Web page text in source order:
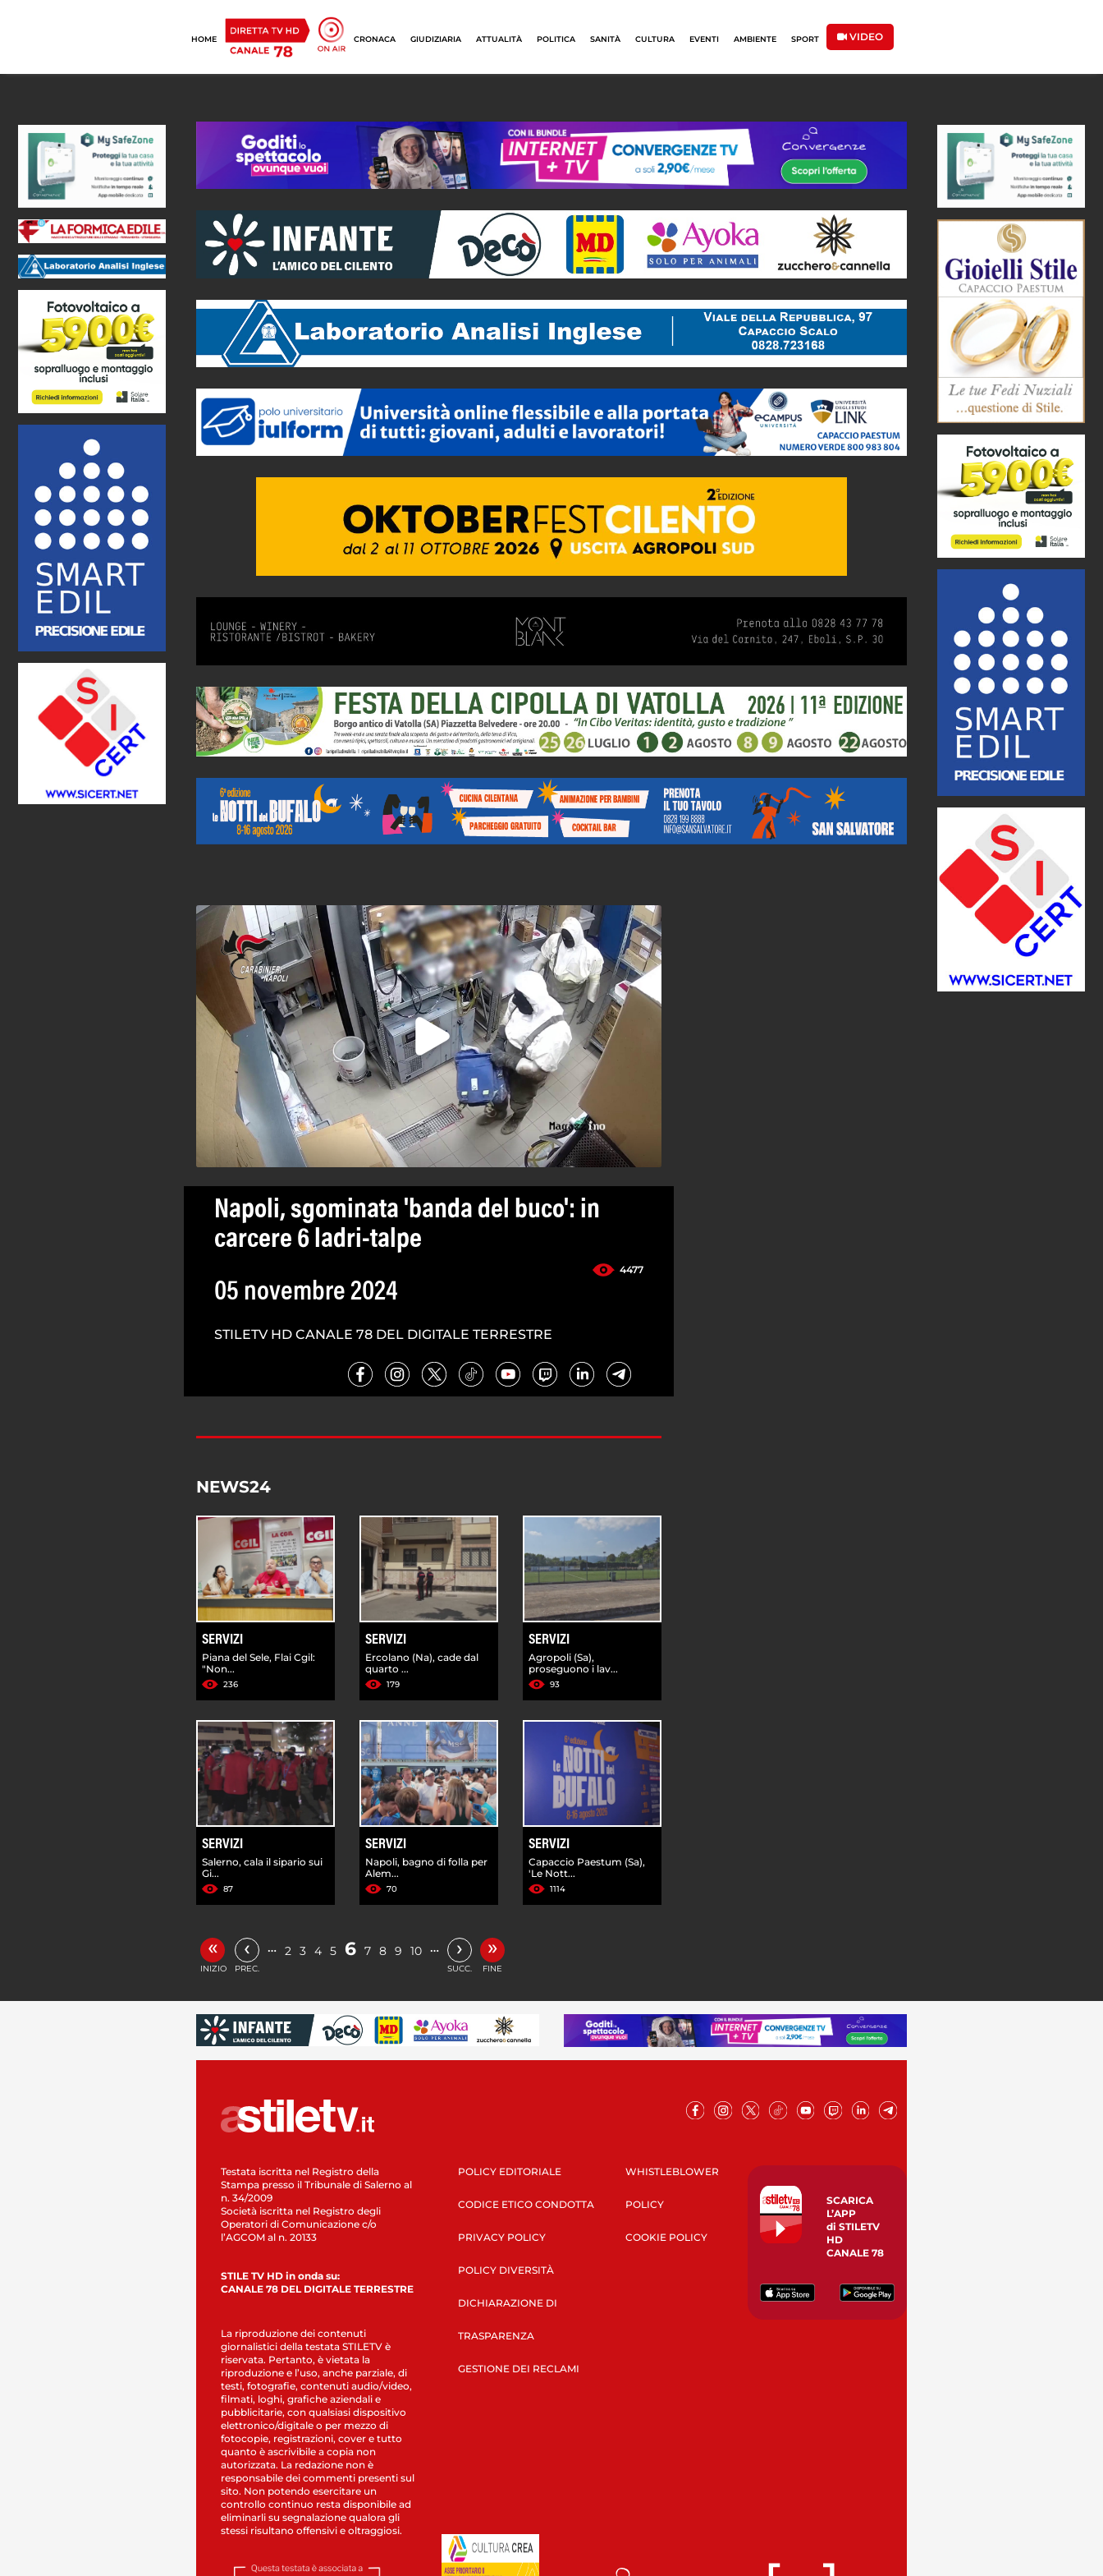
HOME CRONACA GIUDIZIARIA ATTUALITÀ POLITICA SANITÀ CULTURA EVENTI AMBIENTE SPORT VIDEO
Napoli, sgominata 'banda del buco': in
carcere 6 ladri-talpe
4477
05 novembre 2024
STILETV HD CANALE 78 DEL DIGITALE TERRESTRE
NEWS24
SERVIZI
Piana del Sele, Flai Cgil:
"Non...
236
SERVIZI
Ercolano (Na), cade dal
quarto ...
179
SERVIZI
Agropoli (Sa),
proseguono i lav...
93
SERVIZI
Salerno, cala il sipario sui
Gi...
87
SERVIZI
Napoli, bagno di folla per
Alem...
70
SERVIZI
Capaccio Paestum (Sa),
'Le Nott...
1114
«
INIZIO
‹
PREC.
… 2 3 4 5 6 7 8 9 10 … ›
SUCC.
»
FINE
Testata iscritta nel Registro della
Stampa presso il Tribunale di Salerno al
n. 34/2009
Società iscritta nel Registro degli
Operatori di Comunicazione c/o
l’AGCOM al n. 20133
STILE TV HD in onda su:
CANALE 78 DEL DIGITALE TERRESTRE
La riproduzione dei contenuti
giornalistici della testata STILETV è
riservata. Pertanto, è vietata la
riproduzione e l’uso, anche parziale, di
testi, fotografie, contenuti audio/video,
filmati, loghi, grafiche aziendali e
pubblicitarie, con qualsiasi dispositivo
elettronico/digitale o per mezzo di
fotocopie, registrazioni, cover e tutto
quanto è ascrivibile a copia non
autorizzata. La redazione non è
responsabile dei commenti presenti sul
sito. Non potendo esercitare un
controllo continuo resta disponibile ad
eliminarli su segnalazione qualora gli
stessi risultano offensivi e oltraggiosi.
POLICY EDITORIALE
CODICE ETICO CONDOTTA
PRIVACY POLICY
POLICY DIVERSITÀ
DICHIARAZIONE DI
TRASPARENZA
GESTIONE DEI RECLAMI
WHISTLEBLOWER
POLICY
COOKIE POLICY
SCARICA
L’APP
di STILETV
HD
CANALE 78